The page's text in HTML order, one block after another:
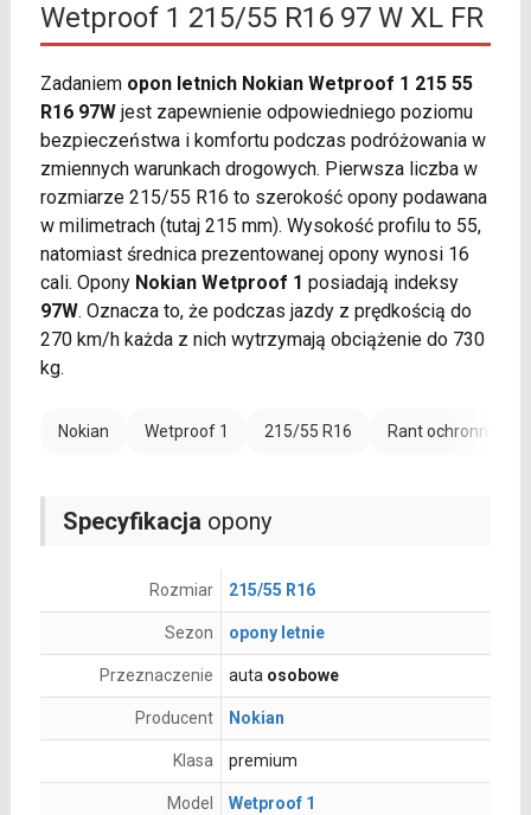
Wetproof 1 215/55 R16 97 W XL FR
Zadaniem opon letnich Nokian Wetproof 1 215 55
R16 97Wjest zapewnienie odpowiedniego poziomu
bezpieczeństwa i komfortu podczas podróżowania w
zmiennych warunkach drogowych. Pierwsza liczba w
rozmiarze 215/55 R16 to szerokość opony podawana
w milimetrach (tutaj 215 mm). Wysokość profilu to 55,
natomiast średnica prezentowanej opony wynosi 16
cali. Opony Nokian Wetproof 1 posiadają indeksy
97W. Oznacza to, że podczas jazdy z prędkością do
270 km/h każda z nich wytrzymają obciążenie do 730
kg.
Nokian Wetproof 1 215/55 R16 Rant ochronny (FR)
Specyfikacja opony
Rozmiar 215/55 R16
Sezon opony letnie
Przeznaczenie auta osobowe
Producent Nokian
Klasa premium
Model Wetproof 1